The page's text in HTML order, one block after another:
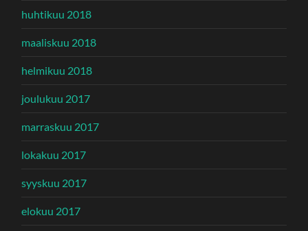
huhtikuu 2018
maaliskuu 2018
helmikuu 2018
joulukuu 2017
marraskuu 2017
lokakuu 2017
syyskuu 2017
elokuu 2017